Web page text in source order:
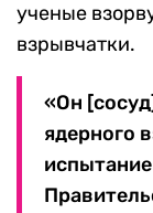
ученые
взрывчатки.
«Он
ядерного